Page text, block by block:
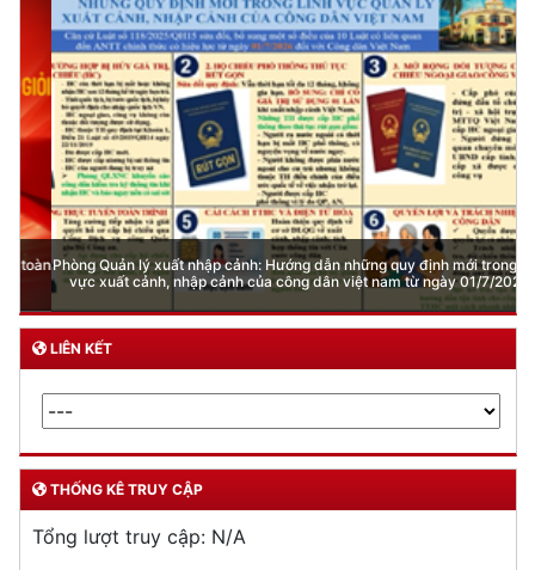
Phòng Quản lý xuất nhập cảnh: Hướng dẫn những quy định mới trong lĩnh
vực xuất cảnh, nhập cảnh của công dân việt nam từ ngày 01/7/2026
LIÊN KẾT
THỐNG KÊ TRUY CẬP
Tổng lượt truy cập: N/A